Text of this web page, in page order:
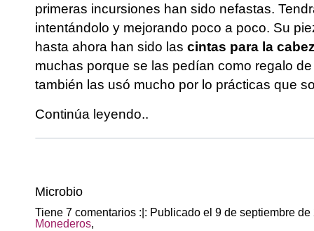
primeras incursiones han sido nefastas.
intentándolo y mejorando poco a poco. Su
hasta ahora han sido las cintas para la
muchas porque se las pedían como regalo
también las usó mucho por lo prácticas que
Continúa leyendo..
Microbio
Tiene 7 comentarios :|: Publicado el 9 de septiembre
Monederos,